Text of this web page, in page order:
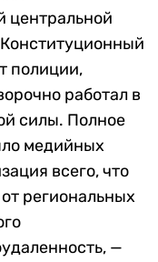
центральной
полиции,
работал в
силы. Полное
медийных
всего, что
региональных
—